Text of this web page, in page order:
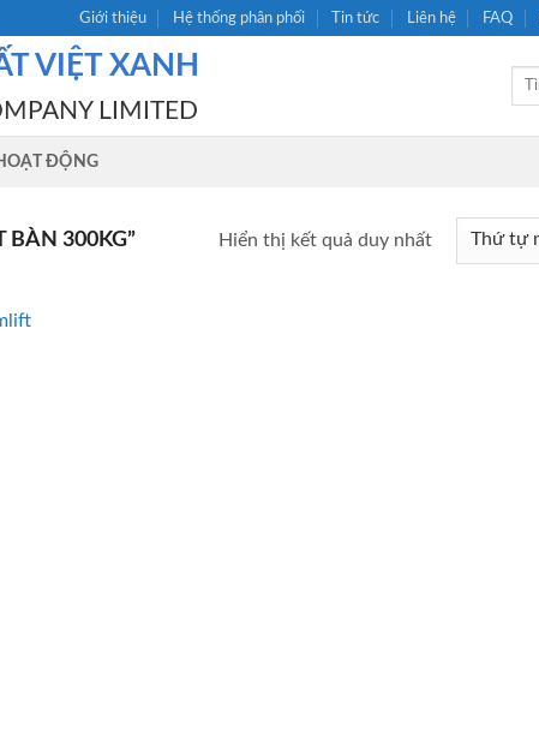
Giới thiệu Hệ thống phân phối Tin tức Liên hệ FAQ
VIỆT XANH
LIMITED
Tìm
ĐỘNG
BÀN 300KG” Hiển thị kết quả duy nhất